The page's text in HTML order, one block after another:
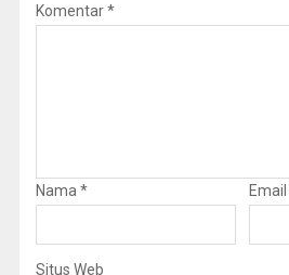
Komentar*
Nama * Email
Situs Web